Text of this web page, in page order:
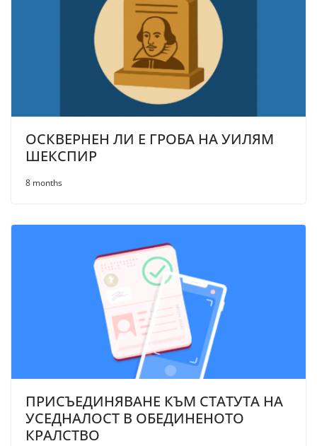
ОСКВЕРНЕН ЛИ Е ГРОБА НА УИЛЯМ
ШЕКСПИР
8 months
ПРИСЪЕДИНЯВАНЕ КЪМ СТАТУТА НА
УСЕДНАЛОСТ В ОБЕДИНЕНОТО
КРАЛСТВО